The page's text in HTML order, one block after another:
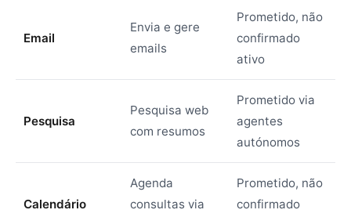
Email
Envia e gere
emails
Prometido, não
confirmado
ativo
Pesquisa
Pesquisa web
com resumos
Prometido via
agentes
autónomos
Calendário
Agenda
consultas via
Prometido, não
confirmado